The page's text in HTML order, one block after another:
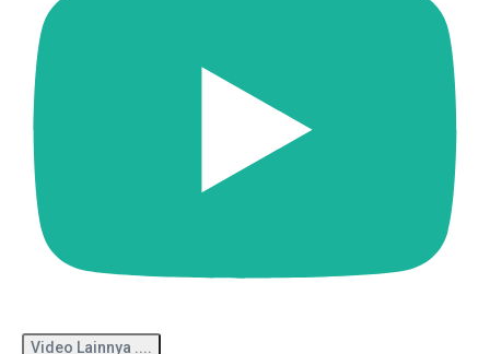
Video Lainnya ....